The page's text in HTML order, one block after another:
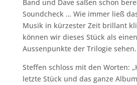
Band und Dave saßen schon
Soundcheck … Wie immer ließ
Musik in kürzester Zeit brillant
können wir dieses Stück als
Aussenpunkte der Trilogie sehen.
Steffen schloss mit den Worten:
letzte Stück und das ganze